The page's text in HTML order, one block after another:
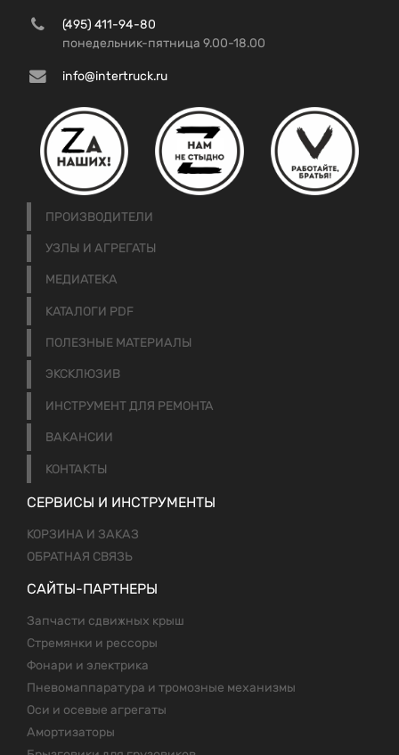
(495) 411-94-80
понедельник-пятница 9.00-18.00
info@intertruck.ru
ПРОИЗВОДИТЕЛИ
УЗЛЫ И АГРЕГАТЫ
МЕДИАТЕКА
КАТАЛОГИ PDF
ПОЛЕЗНЫЕ МАТЕРИАЛЫ
ЭКСКЛЮЗИВ
ИНСТРУМЕНТ ДЛЯ РЕМОНТА
ВАКАНСИИ
КОНТАКТЫ
СЕРВИСЫ И ИНСТРУМЕНТЫ
КОРЗИНА И ЗАКАЗ
ОБРАТНАЯ СВЯЗЬ
САЙТЫ-ПАРТНЕРЫ
Запчасти сдвижных крыш
Стремянки и рессоры
Фонари и электрика
Пневомаппаратура и тромозные механизмы
Оси и осевые агрегаты
Амортизаторы